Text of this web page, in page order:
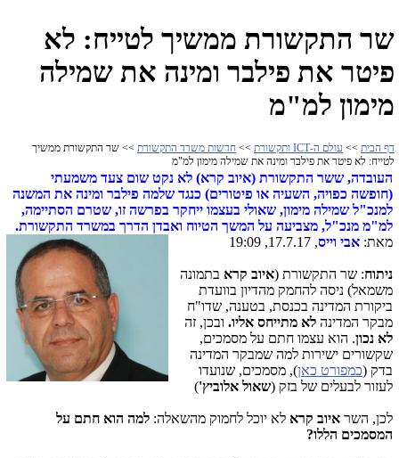
שר התקשורת ממשיך לטייח: לא
פיטר את פילבר ומינה את שמילה
מימון למ"מ
דף הבית >> עולם ה-ICT ותקשורת >> חדשות משרד התקשורת >> שר התקשורת ממשיך
לטייח: לא פיטר את פילבר ומינה את שמילה מימון למ"מ
העובדה, ששר התקשורת (איוב קרא) לא נקט שום צעד משמעתי
(חופשה כפויה, השעיה או פיטורים) כנגד שלמה פילבר ומינה את המשנה
למנכ"ל שמילה מימון, שאולי בעצמו ייחקר בפרשה זו, שטרם הסתיימה,
למ"מ מנכ"ל, מצביעה על המשך הטיוח ואבדן הדרך במשרד התקשורת.
מאת: אבי וייס, 17.7.17, 19:09
ניתוח: שר התקשורת (איוב קרא בתמונה
משמאל) ניסה להחמק מהדיון בוועדת
ביקורת המדינה בכנסת, בטענה, שדו"ח
מבקר המדינה לא מתייחס אליו. ובכן, זה
לא נכון. הוא עצמו חתם על מסמכים,
שקשורים ישירות למה שמבקר המדינה
בדק (כמפורט כאן), מסמכים, שנועדו
לעזור לבעלים של בזק (שאול אלוביץ')
לכן, השר איוב קרא לא יוכל לחמוק מהשאלה: למה הוא חתם על
המסמכים הללו?